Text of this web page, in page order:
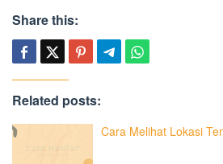
Share this:
Related posts:
Cara Melihat Lokasi